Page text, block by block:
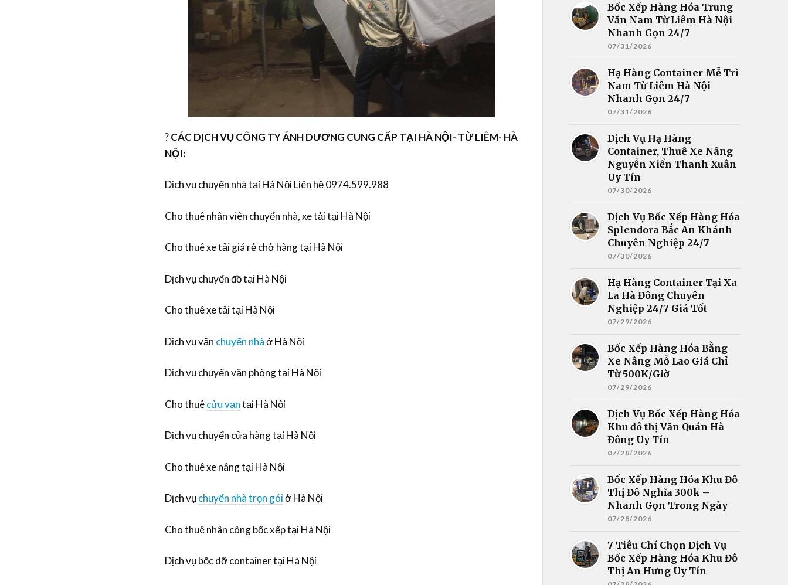
?CÁC DỊCH VỤ CÔNG TY ÁNH DƯƠNG CUNG CẤP TẠI HÀ NỘI- TỪ LIÊM- HÀ
NỘI:
Dịch vụ chuyển nhà tại Hà Nội Liên hệ 0974.599.988
Cho thuê nhân viên chuyển nhà, xe tải tại Hà Nội
Cho thuê xe tải giá rẻ chở hàng tại Hà Nội
Dịch vụ chuyển đồ tại Hà Nội
Cho thuê xe tải tại Hà Nội
Dịch vụ vận chuyển nhàở Hà Nội
Dịch vụ chuyển văn phòng tại Hà Nội
Cho thuêcửu vạntại Hà Nội
Dịch vụ chuyển cửa hàng tại Hà Nội
Cho thuê xe nâng tại Hà Nội
Dịch vụchuyển nhà trọn góiở Hà Nội
Cho thuê nhân công bốc xếp tại Hà Nội
Dịch vụ bốc dỡ container tại Hà Nội
Bốc Xếp Hàng Hóa Trung
Văn Nam Từ Liêm Hà Nội
Nhanh Gọn 24/7
07/31/2026
Hạ Hàng Container Mễ Trì
Nam Từ Liêm Hà Nội
Nhanh Gọn 24/7
07/31/2026
Dịch Vụ Hạ Hàng
Container, Thuê Xe Nâng
Nguyễn Xiển Thanh Xuân
Uy Tín
07/30/2026
Dịch Vụ Bốc Xếp Hàng Hóa
Splendora Bắc An Khánh
Chuyên Nghiệp 24/7
07/30/2026
Hạ Hàng Container Tại Xa
La Hà Đông Chuyên
Nghiệp 24/7 Giá Tốt
07/29/2026
Bốc Xếp Hàng Hóa Bằng
Xe Nâng Mỗ Lao Giá Chỉ
Từ 500K/Giờ
07/29/2026
Dịch Vụ Bốc Xếp Hàng Hóa
Khu đô thị Văn Quán Hà
Đông Uy Tín
07/28/2026
Bốc Xếp Hàng Hóa Khu Đô
Thị Đô Nghĩa 300k –
Nhanh Gọn Trong Ngày
07/28/2026
7 Tiêu Chí Chọn Dịch Vụ
Bốc Xếp Hàng Hóa Khu Đô
Thị An Hưng Uy Tín